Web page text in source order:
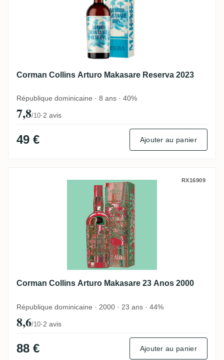
Corman Collins Arturo Makasare Reserva 2023
République dominicaine · 8 ans · 40%
7,8/10·2 avis
49 € Ajouter au panier
Corman Collins Arturo Makasare 23 Anos
RX16909
Corman Collins Arturo Makasare 23 Anos 2000
République dominicaine · 2000 · 23 ans · 44%
8,6/10·2 avis
88 € Ajouter au panier